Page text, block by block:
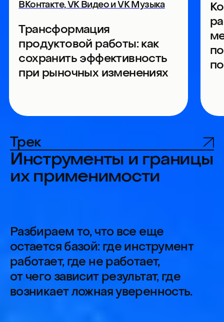
Захар Покудов
Старший менеджер продукта
Циан
точки роста на каждом
Игнат
Директор по
Сверим
звезде:
на
Трек
Практические мастер-
классы
инструменты и методики,
пробуют применять
их в ситуационных кейсах или
сразу в своих проектах.